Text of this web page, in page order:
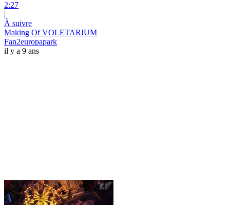
2:27
|
À suivre
Making Of VOLETARIUM
Fan2europapark
il y a 9 ans